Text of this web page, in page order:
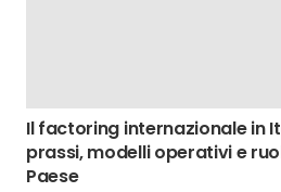
Il factoring internazionale in
prassi, modelli operativi e
Paese